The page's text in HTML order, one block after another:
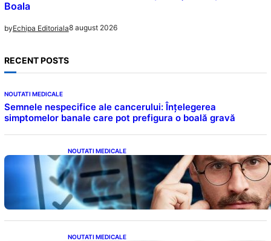
Boala
byEchipa Editoriala8 august 2026
RECENT POSTS
NOUTATI MEDICALE
Semnele nespecifice ale cancerului: Înțelegerea
simptomelor banale care pot prefigura o boală gravă
NOUTATI MEDICALE
Inteligența dincolo de note: Semnele unui IQ
ridicat care nu țin de școală
NOUTATI MEDICALE